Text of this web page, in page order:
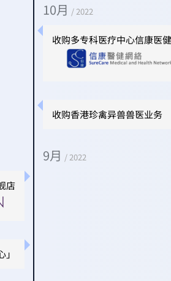
10月 / 2022
收购多专科医疗中心信康医
收购香港珍禽异兽兽医业务
9月 / 2022
店